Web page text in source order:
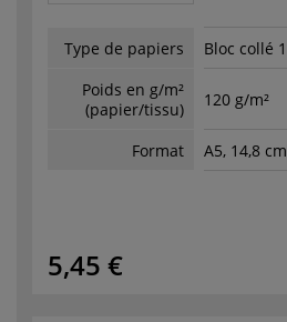
Type de papiers
Bloc collé
Poids en g/m²
(papier/tissu)
120 g/m²
Format A5, 14,8
5,45 €